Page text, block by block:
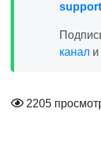
канал и
2205